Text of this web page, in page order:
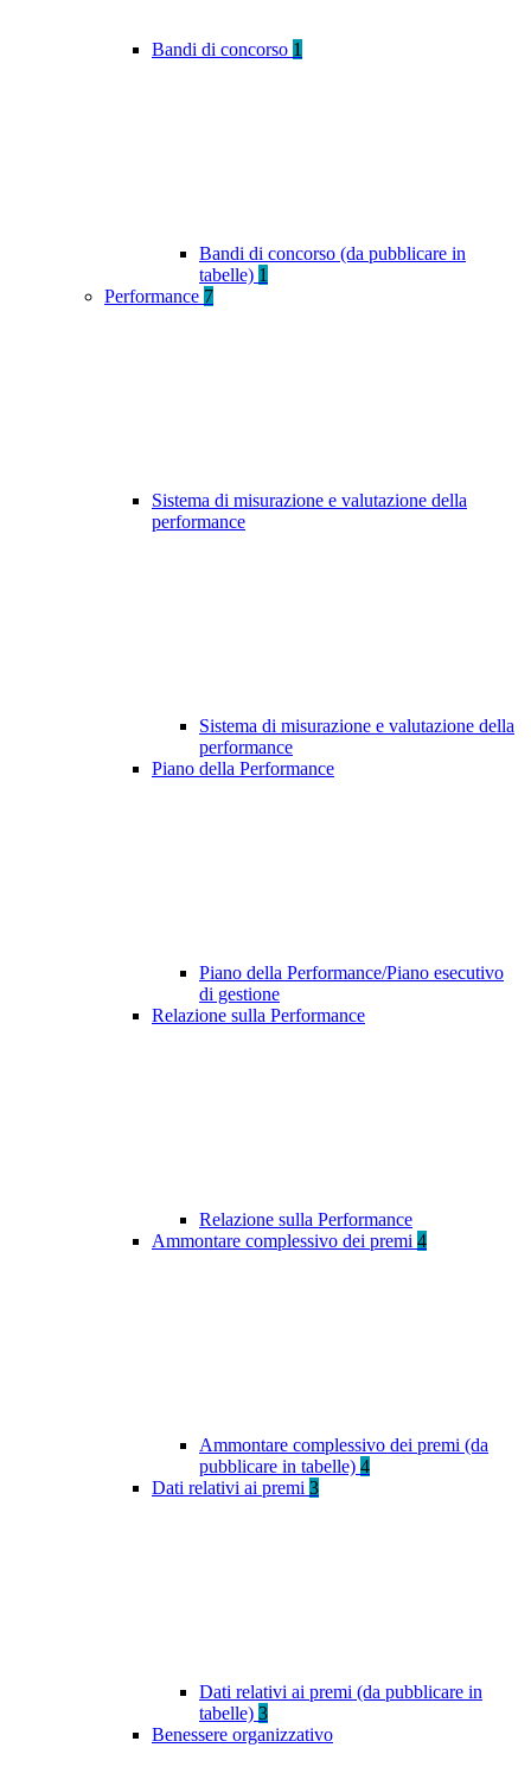
Bandi di concorso 1
Bandi di concorso (da pubblicare in
tabelle) 1
Performance 7
Sistema di misurazione e valutazione della
performance
Sistema di misurazione e valutazione della
performance
Piano della Performance
Piano della Performance/Piano esecutivo
di gestione
Relazione sulla Performance
Relazione sulla Performance
Ammontare complessivo dei premi 4
Ammontare complessivo dei premi (da
pubblicare in tabelle) 4
Dati relativi ai premi 3
Dati relativi ai premi (da pubblicare in
tabelle) 3
Benessere organizzativo